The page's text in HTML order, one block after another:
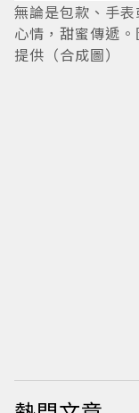
無論是包款、手
心情，甜蜜傳遞
提供（合成圖）